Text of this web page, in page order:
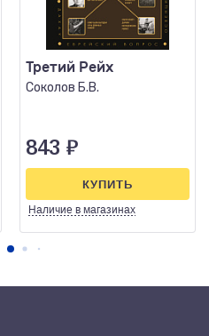
Третий Рейх
Соколов Б.В.
843 ₽
Наличие в магазинах
КУПИТЬ